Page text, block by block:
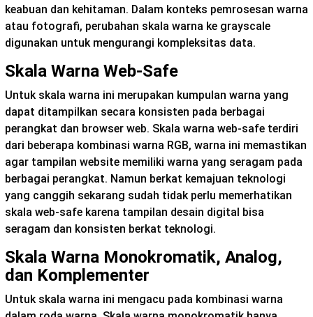
keabuan dan kehitaman. Dalam konteks pemrosesan warna
atau fotografi, perubahan skala warna ke grayscale
digunakan untuk mengurangi kompleksitas data.
Skala Warna Web-Safe
Untuk skala warna ini merupakan kumpulan warna yang
dapat ditampilkan secara konsisten pada berbagai
perangkat dan browser web. Skala warna web-safe terdiri
dari beberapa kombinasi warna RGB, warna ini memastikan
agar tampilan website memiliki warna yang seragam pada
berbagai perangkat. Namun berkat kemajuan teknologi
yang canggih sekarang sudah tidak perlu memerhatikan
skala web-safe karena tampilan desain digital bisa
seragam dan konsisten berkat teknologi.
Skala Warna Monokromatik, Analog,
dan Komplementer
Untuk skala warna ini mengacu pada kombinasi warna